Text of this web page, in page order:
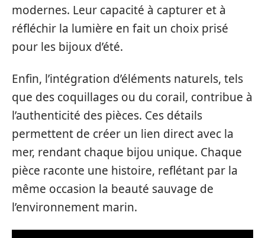
modernes. Leur capacité à capturer et à
réfléchir la lumière en fait un choix prisé
pour les bijoux d’été.
Enfin, l’intégration d’éléments naturels, tels
que des coquillages ou du corail, contribue à
l’authenticité des pièces. Ces détails
permettent de créer un lien direct avec la
mer, rendant chaque bijou unique. Chaque
pièce raconte une histoire, reflétant par la
même occasion la beauté sauvage de
l’environnement marin.